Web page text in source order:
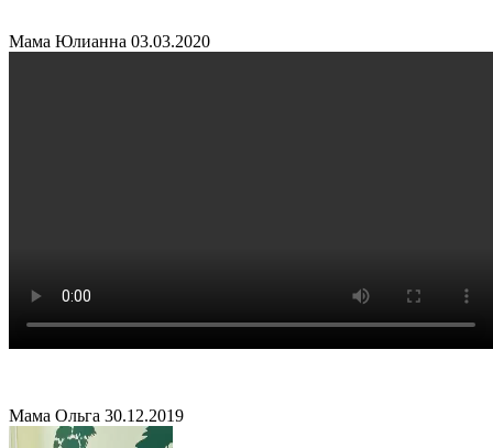
Мама Юлианна 03.03.2020
Мама Ольга 30.12.2019